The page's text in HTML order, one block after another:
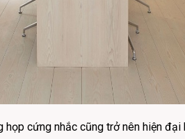
họp cứng nhắc cũng trở nên hiện đại